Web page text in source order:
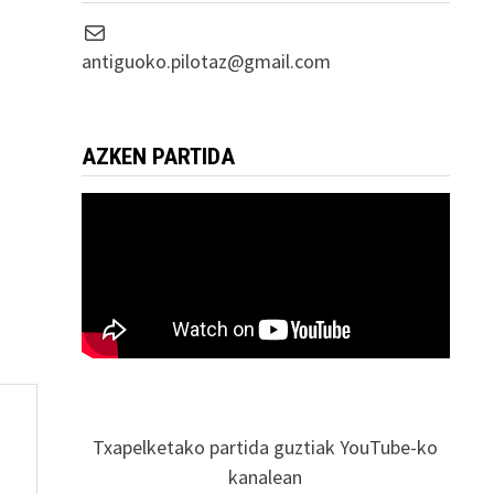
Correo electrónico
antiguoko.pilotaz@gmail.com
AZKEN PARTIDA
Txapelketako partida guztiak YouTube-ko
kanalean